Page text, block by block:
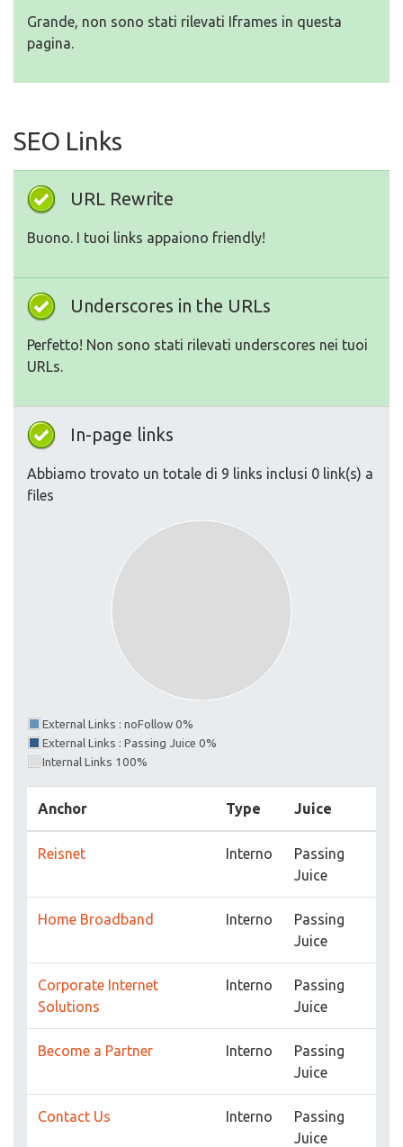
Grande, non sono stati rilevati Iframes in questa
pagina.
SEO Links
URL Rewrite
Buono. I tuoi links appaiono friendly!
Underscores in the URLs
Perfetto! Non sono stati rilevati underscores nei tuoi
URLs.
In-page links
Abbiamo trovato un totale di 9 links inclusi 0 link(s) a
files
External Links : noFollow 0%
External Links : Passing Juice 0%
Internal Links 100%
Anchor Type Juice
Reisnet Interno
Passing
Juice
Home Broadband Interno
Passing
Juice
Corporate Internet
Solutions
Interno
Passing
Juice
Become a Partner Interno
Passing
Juice
Contact Us Interno
Passing
Juice